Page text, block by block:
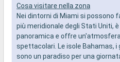
Cosa visitare nella zona
Nei dintorni di Miami si possono
più meridionale degli Stati Uniti,
panoramica e offre
spettacolari. Le isole Bahamas, i
sono un paradiso per una